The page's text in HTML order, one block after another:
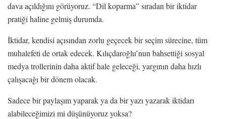
dava açıldığını görüyoruz. “Dil koparma” sıradan bir iktidar
pratiği haline gelmiş durumda.
İktidar, kendisi açısından zorlu geçecek bir seçim sürecine, tüm
muhalefeti de ortak edecek. Kılıçdaroğlu’nun bahsettiği sosyal
medya trollerinin daha aktif hale geleceği, yargının daha hızlı
çalışacağı bir dönem olacak.
Sadece bir paylaşım yaparak ya da bir yazı yazarak iktidarı
alabileceğimizi mi düşünüyoruz yoksa?